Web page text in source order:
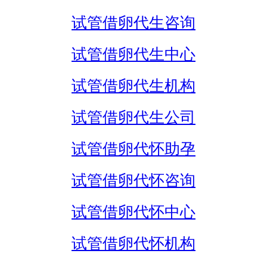
试管借卵代生咨询
试管借卵代生中心
试管借卵代生机构
试管借卵代生公司
试管借卵代怀助孕
试管借卵代怀咨询
试管借卵代怀中心
试管借卵代怀机构